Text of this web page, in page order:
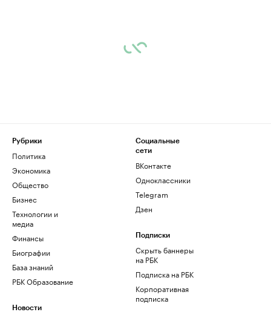
Рубрики
Политика
Экономика
Общество
Бизнес
Технологии и
медиа
Финансы
Биографии
База знаний
РБК Образование
Новости
Социальные
сети
ВКонтакте
Одноклассники
Telegram
Дзен
Подписки
Скрыть баннеры
на РБК
Подписка на РБК
Корпоративная
подписка